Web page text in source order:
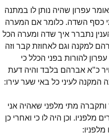
עפרון שהיה נותן לו במתנה
כסף השדה. כלומר אם המערה
נתברר איך שדה ומערה הכל
למקנה וגם לאחוזת קבר וזה
להורות בפני הכלל כי
כ"א אברהם בלבד והיה דעת
המקנה לעיני כל באי שער עירו:
מתי מלפני שאהיה אני
מלפניו. וכן היה לו כי ואחרי כן